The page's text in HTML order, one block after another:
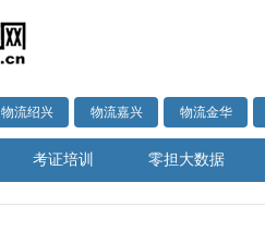
物流绍兴 物流嘉兴 物流金华
考证培训 零担大数据